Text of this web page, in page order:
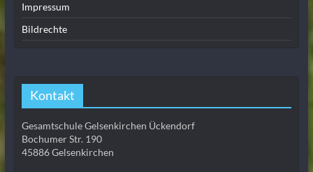
Impressum
Bildrechte
Kontakt
Gesamtschule Gelsenkirchen Ückendorf
Bochumer Str. 190
45886 Gelsenkirchen